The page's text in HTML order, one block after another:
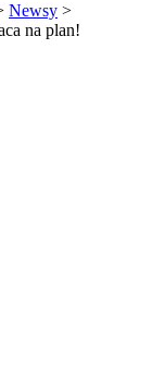
Newsy >
na plan!